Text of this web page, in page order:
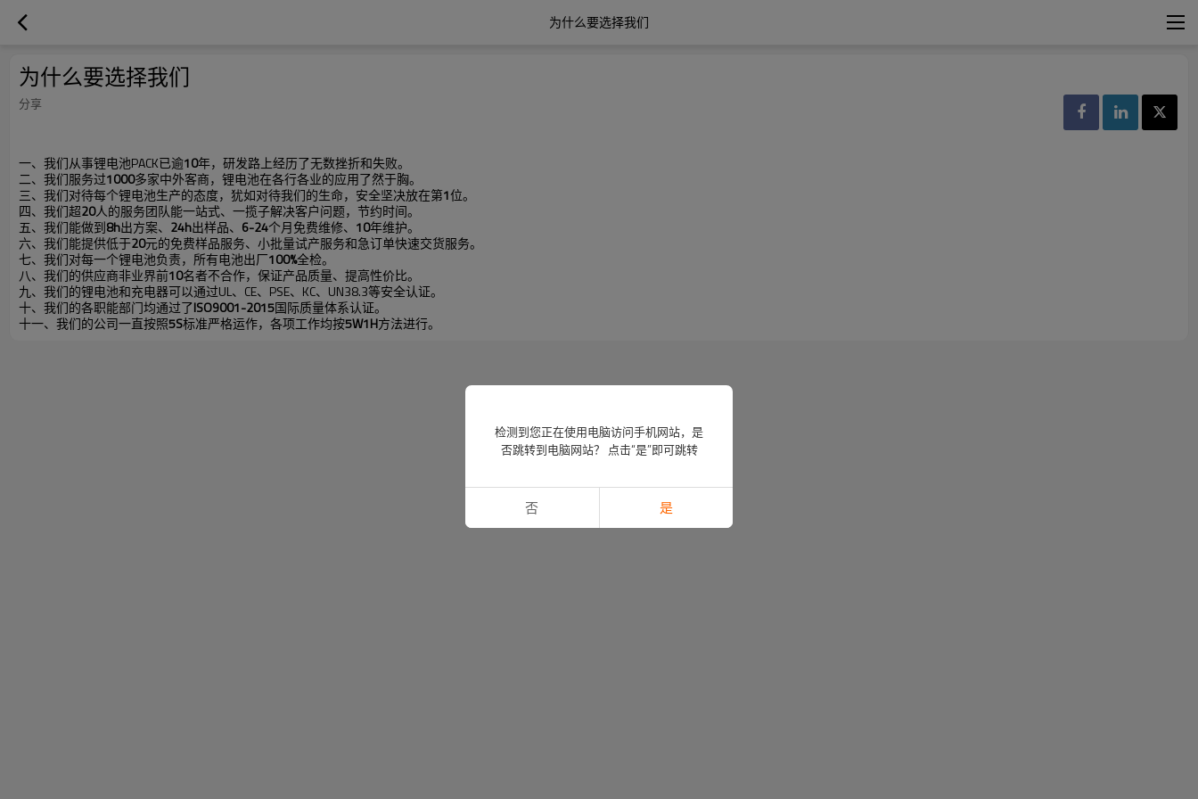
为什么要选择我们
为什么要选择我们
分享
一、我们从事锂电池PACK已逾10年，研发路上经历了无数挫折和失败。
二、我们服务过1000多家中外客商，锂电池在各行各业的应用了然于胸。
三、我们对待每个锂电池生产的态度，犹如对待我们的生命，安全坚决放在第1位。
四、我们超20人的服务团队能一站式、一揽子解决客户问题，节约时间。
五、我们能做到8h出方案、 24h出样品、 6-24个月免费维修、 10年维护。
六、我们能提供低于20元的免费样品服务、小批量试产服务和急订单快速交货服务。
七、我们对每一个锂电池负责，所有电池出厂100%全检。
八、我们的供应商非业界前10名者不合作，保证产品质量、提高性价比。
九、我们的锂电池和充电器可以通过UL、 CE、 PSE、 KC、 UN38.3等安全认证。
十、我们的各职能部门均通过了ISO9001-2015国际质量体系认证。
十一、我们的公司一直按照5S标准严格运作，各项工作均按5W1H方法进行。
检测到您正在使用电脑访问手机网站，是
否跳转到电脑网站？ 点击“是”即可跳转
否 是